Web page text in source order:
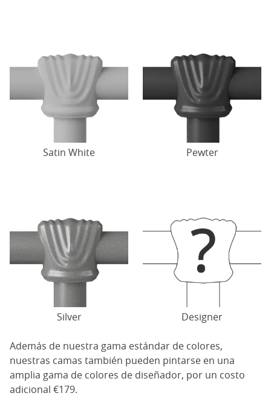
Satin White Pewter
Silver Designer
Además de nuestra gama estándar de colores,
nuestras camas también pueden pintarse en una
amplia gama de colores de diseñador, por un costo
adicional €179.